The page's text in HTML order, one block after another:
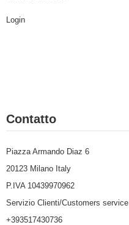
Login
Contatto
Piazza Armando Diaz 6
20123 Milano Italy
P.IVA 10439970962
Servizio Clienti/Customers service
+393517430736